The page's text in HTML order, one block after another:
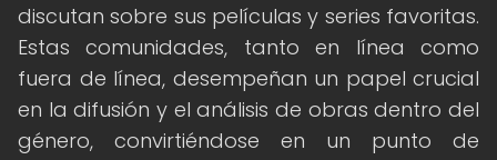
discutan sobre sus películas y series favoritas.
Estas comunidades, tanto en línea como
fuera de línea, desempeñan un papel crucial
en la difusión y el análisis de obras dentro del
género, convirtiéndose en un punto de